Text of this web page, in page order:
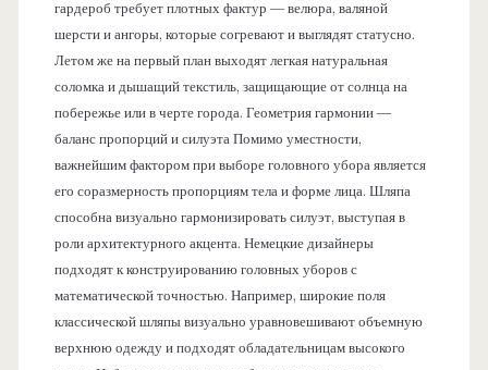
гардероб требует плотных фактур — велюра, валяной
шерсти и ангоры, которые согревают и выглядят статусно.
Летом же на первый план выходят легкая натуральная
соломка и дышащий текстиль, защищающие от солнца на
побережье или в черте города. Геометрия гармонии —
баланс пропорций и силуэта Помимо уместности,
важнейшим фактором при выборе головного убора является
его соразмерность пропорциям тела и форме лица. Шляпа
способна визуально гармонизировать силуэт, выступая в
роли архитектурного акцента. Немецкие дизайнеры
подходят к конструированию головных уборов с
математической точностью. Например, широкие поля
классической шляпы визуально уравновешивают объемную
верхнюю одежду и подходят обладательницам высокого